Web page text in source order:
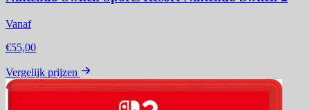
Vanaf
€55,00
Vergelijk prijzen